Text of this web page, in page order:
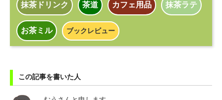
抹茶ドリンク 茶道 カフェ用品 抹茶ラテ
お茶ミル ブックレビュー
この記事を書いた人